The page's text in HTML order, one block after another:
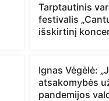
Tarptautinis
festivalis
išskirtinį
Ignas Vėgėlė:
atsakomybės
pandemijos